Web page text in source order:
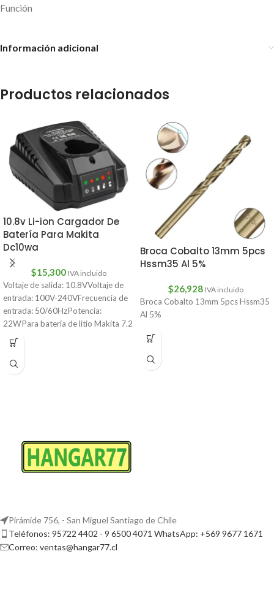
Función
Información adicional
Productos relacionados
10.8v Li-ion Cargador De
Batería Para Makita
Dc10wa
$15,300 IVA incluido
Voltaje de salida: 10.8VVoltaje de
entrada: 100V-240VFrecuencia de
entrada: 50/60HzPotencia:
22WPara batería de litio Makita 7.2
V/10.8VCantidad: 1 ud.
Broca Cobalto 13mm 5pcs
Hssm35 Al 5%
$26,928 IVA incluido
Broca Cobalto 13mm 5pcs Hssm35
Al 5%
Pirámide 756, - San Miguel Santiago de Chile
Teléfonos: 95722 4402 - 9 6500 4071 WhatsApp: +569 9677 1671
Correo: ventas@hangar77.cl